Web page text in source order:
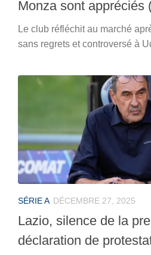
Monza sont appréciés
Le club réfléchit au marché
sans regrets et controversé à
SÉRIE A DÉCEMBRE 27, 2025
Lazio, silence de la
déclaration de